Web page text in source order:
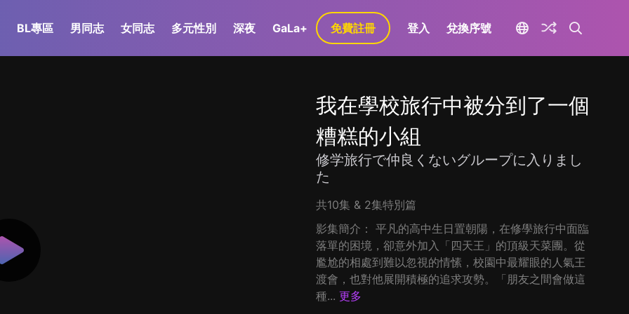
BL專區 男同志 女同志 多元性別 深夜 GaLa+ 免費註冊 登入 兌換序號
我在學校旅行中被分到了一個
糟糕的小組
修学旅行で仲良くないグループに入りまし
た
共10集 & 2集特別篇
影集簡介： 平凡的高中生日置朝陽，在修學旅行中面臨
落單的困境，卻意外加入「四天王」的頂級天菜團。從
尷尬的相處到難以忽視的情愫，校園中最耀眼的人氣王
渡會，也對他展開積極的追求攻勢。「朋友之間會做這
種... 更多